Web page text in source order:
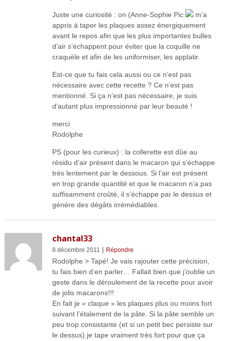
Juste une curiosité : on (Anne-Sophie Pic
m’a
appris à taper les plaques assez énergiquement
avant le repos afin que les plus importantes bulles
d’air s’échappent pour éviter que la coquille ne
craquèle et afin de les uniformiser, les applatir.
Est-ce que tu fais cela aussi ou ce n’est pas
nécessaire avec cette recette ? Ce n’est pas
mentionné. Si ça n’est pas nécessaire, je suis
d’autant plus impressionné par leur beauté !
merci
Rodolphe
PS (pour les curieux) : la collerette est dûe au
résidu d’air présent dans le macaron qui s’échappe
trés lentement par le dessous. Si l’air est présent
en trop grande quantité et que le macaron n’a pas
suffisamment croûté, il s’échappe par le dessus et
génère des dégâts irrémédiables.
chantal33
8 décembre 2011 | Répondre
Rodolphe > Tapé! Je vais rajouter cette précision,
tu fais bien d’en parler… Fallait bien que j’oublie un
geste dans le déroulement de la recette pour avoir
de jolis macarons!!!
En fait je « claque » les plaques plus ou moins fort
suivant l’étalement de la pâte. Si la pâte semble un
peu trop consistante (et si un petit bec persiste sur
le dessus) je tape vraiment très fort pour que ça